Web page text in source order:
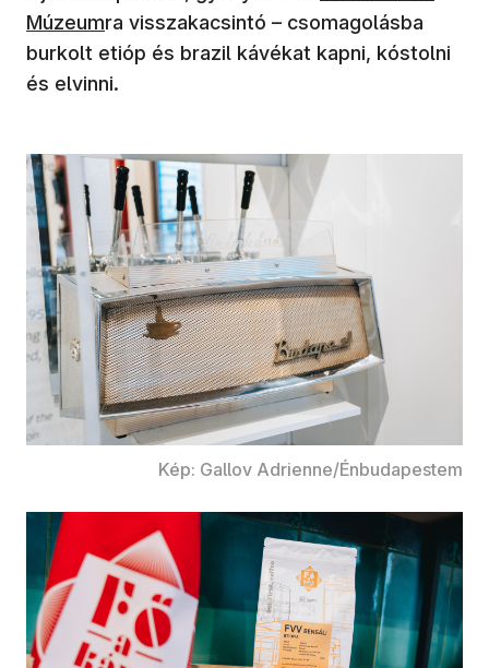
Múzeumra visszakacsintó – csomagolásba
burkolt etióp és brazil kávékat kapni, kóstolni
és elvinni.
Kép: Gallov Adrienne/Énbudapestem